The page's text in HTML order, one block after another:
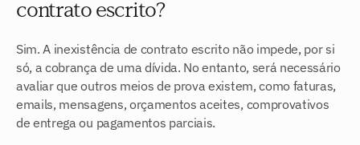
contrato escrito?
Sim. A inexistência de contrato escrito não impede, por si
só, a cobrança de uma dívida. No entanto, será necessário
avaliar que outros meios de prova existem, como faturas,
emails, mensagens, orçamentos aceites, comprovativos
de entrega ou pagamentos parciais.